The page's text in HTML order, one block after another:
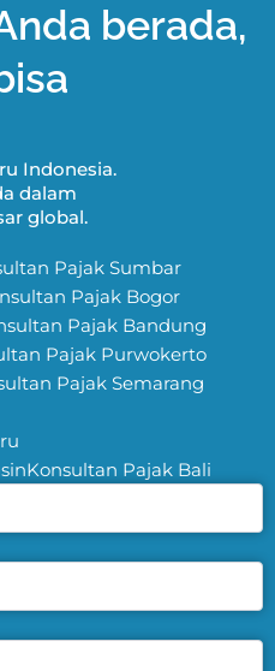
berada,
Indonesia.
dalam
global.
Pajak Sumbar
Pajak Bogor
Pajak Bandung
Pajak Purwokerto
Pajak Semarang
Konsultan Pajak Bali